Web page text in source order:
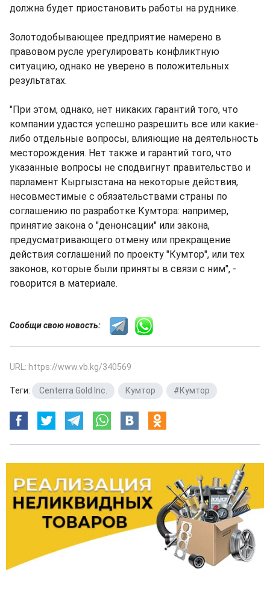
должна будет приостановить работы на руднике.
Золотодобывающее предприятие намерено в
правовом русле урегулировать конфликтную
ситуацию, однако не уверено в положительных
результатах.
"При этом, однако, нет никаких гарантий того, что
компании удастся успешно разрешить все или какие-
либо отдельные вопросы, влияющие на деятельность
месторождения. Нет также и гарантий того, что
указанные вопросы не сподвигнут правительство и
парламент Кыргызстана на некоторые действия,
несовместимые с обязательствами страны по
соглашению по разработке Кумтора: например,
принятие закона о "денонсации" или закона,
предусматривающего отмену или прекращение
действия соглашений по проекту "Кумтор", или тех
законов, которые были приняты в связи с ним", -
говорится в материале.
Сообщи свою новость:
URL: https://www.vb.kg/340569
Теги: Centerra Gold Inc. Кумтор #Кумтор